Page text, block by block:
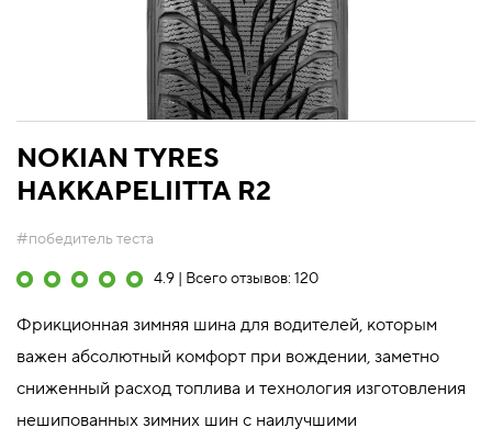
NOKIAN TYRES
HAKKAPELIITTA R2
#победитель теста
4.9 | Всего отзывов: 120
Фрикционная зимняя шина для водителей, которым
важен абсолютный комфорт при вождении, заметно
сниженный расход топлива и технология изготовления
нешипованных зимних шин с наилучшими